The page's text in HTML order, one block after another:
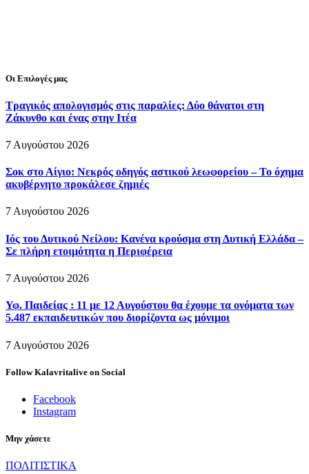
Οι Επιλογές μας
Τραγικός απολογισμός στις παραλίες: Δύο θάνατοι στη
Ζάκυνθο και ένας στην Ιτέα
7 Αυγούστου 2026
Σοκ στο Αίγιο: Νεκρός οδηγός αστικού λεωφορείου – Το όχημα
ακυβέρνητο προκάλεσε ζημιές
7 Αυγούστου 2026
Ιός του Δυτικού Νείλου: Κανένα κρούσμα στη Δυτική Ελλάδα –
Σε πλήρη ετοιμότητα η Περιφέρεια
7 Αυγούστου 2026
Υφ. Παιδείας : 11 με 12 Αυγούστου θα έχουμε τα ονόματα των
5.487 εκπαιδευτικών που διορίζοντα ως μόνιμοι
7 Αυγούστου 2026
Follow Kalavritalive on Social
Facebook
Instagram
Μην χάσετε
ΠΟΛΙΤΙΣΤΙΚΑ